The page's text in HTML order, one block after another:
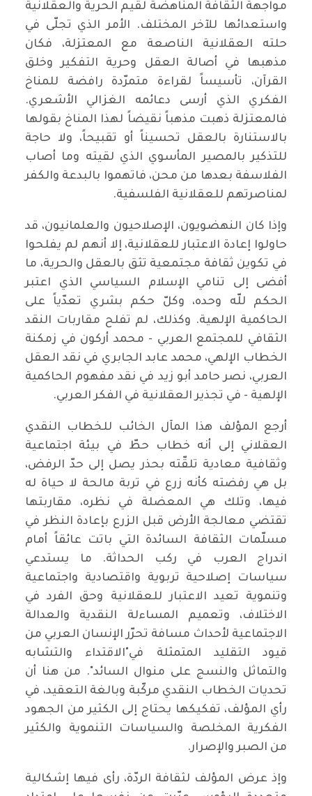
مواجهة الثقافة المناهضة لقيم الحرية والعقلانية
واستعدائها للآخر المختلف. الأمر الذي تجلّى في
حلته العقلانية الناصعة مع المعتزلة، فكان
مذهبها في أصالة العقل وحرية التفكير وخلق
القرآن، تأسيساً لقراءة متمرّدة رافضة للمناخ
الفكري الذي أرسى دعائمه الغزالي الأشعري.
فالمعتزلة ذهبت مذهباً نقيضاً لهذا المناخ بقولها
بالاستنارة بالعقل تحسيناً أو تقبيحاً، ولا حاجة
للتذكير بالمصير المأسوي الذي لقيته وما أصاب
الفلاسفة بعدها من محن، فاتهموا بالبدعة والكفر
لمناصرتهم للعقلانية الفلسفية.
وإذا كان النهضويون، الإصلاحيون والعلمانيون، قد
حاولوا إعادة الاعتبار للعقلانية، إلا أنهم لم يفلحوا
في تكوين ثقافة مجتمعية تثق بالعقل والحرية، ما
أفضى إلى تنامي الإسلام السياسي الذي اعتبر
الحكم للّه وحده، وكلّ حكم بشري تعدّياً على
الحاكمية الإلهية. وكذلك، لم تفلح مقاربات النقد
الثقافي للمجتمع العربي - محمد أركون في زمكنة
الخطاب الإلهي، محمد عابد الجابري في نقد العقل
العربي، نصر حامد أبو زيد في نقد مفهوم الحاكمية
الإلهية - في تجذير العقلانية في الفكر العربي.
أرجع المؤلف هذا المآل الخائب للخطاب النقدي
العقلاني إلى أنه خطاب حطّ في بيئة اجتماعية
وثقافية معادية تلقّته بحذر يصل إلى حدّ الرفض،
بل هي رفضته كأنه زرع في تربة مالحة لا حياة له
فيها، وتلك هي المعضلة في نظره، مقاربتها
تقتضي معالجة الأرض قبل الزرع بإعادة النظر في
مسلّمات الثقافة السائدة التي باتت عائقاً أمام
اندراج العرب في ركب الحداثة. ما يستدعي
سياسات إصلاحية تربوية واقتصادية واجتماعية
وتنموية تعيد الاعتبار للعقلانية وحق الفرد في
الاختلاف، وتعميم المساءلة النقدية والعدالة
الاجتماعية لأحداث مسافة تحرّر الإنسان العربي من
قيود التقليد المتمثلة في"الاقتداء والتشابه
والتماثل والنسج على منوال السائد". من هنا أن
تحديات الخطاب النقدي مركّبة وبالغة التعقيد، في
رأي المؤلف، تفكيكها يحتاج إلى الكثير من الجهود
الفكرية المخلصة والسياسات التنموية والكثير
من الصبر والإصرار.
وإذ عرض المؤلف لثقافة الردّة، رأى فيها إشكالية